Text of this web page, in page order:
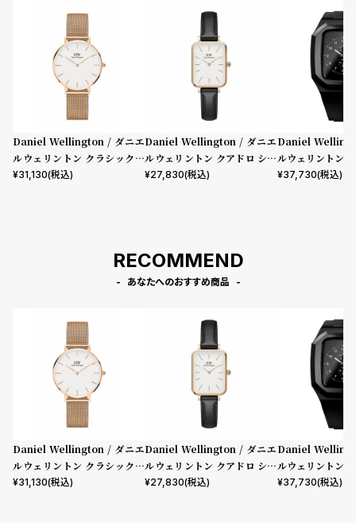
Daniel Wellington / ダニエ
ルウェリントン クラシックペ
ティット メルローズ ローズゴ
¥31,130(税込)
Daniel Wellington / ダニエ
ルウェリントン クアドロ シェ
フィールド ローズゴールド/ホ
¥27,830(税込)
Daniel
ルウェリントン
mm Apple
¥37,730(税込)
RECOMMEND
あなたへのおすすめ商品
Daniel Wellington / ダニエ
ルウェリントン クラシックペ
ティット メルローズ ローズゴ
¥31,130(税込)
Daniel Wellington / ダニエ
ルウェリントン クアドロ シェ
フィールド ローズゴールド/ホ
¥27,830(税込)
Daniel
ルウェリントン
mm Apple
¥37,730(税込)